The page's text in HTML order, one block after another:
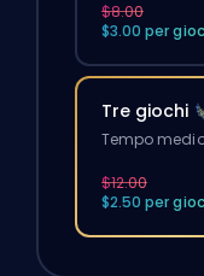
$8.00
$3.00 per
Tre giochi
Tempo
$12.00
$2.50 per